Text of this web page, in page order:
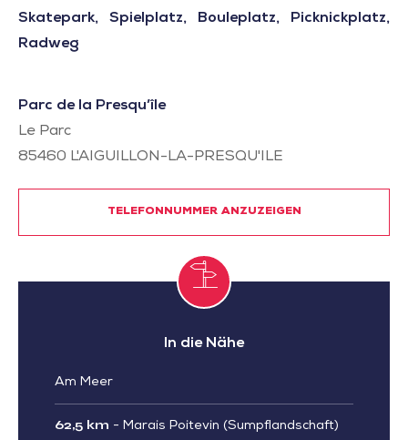
Skatepark, Spielplatz, Bouleplatz, Picknickplatz,
Radweg
Parc de la Presqu’île
Le Parc
85460 L'AIGUILLON-LA-PRESQU'ILE
TELEFONNUMMER ANZUZEIGEN
In die Nähe
Am Meer
62,5 km - Marais Poitevin (Sumpflandschaft)